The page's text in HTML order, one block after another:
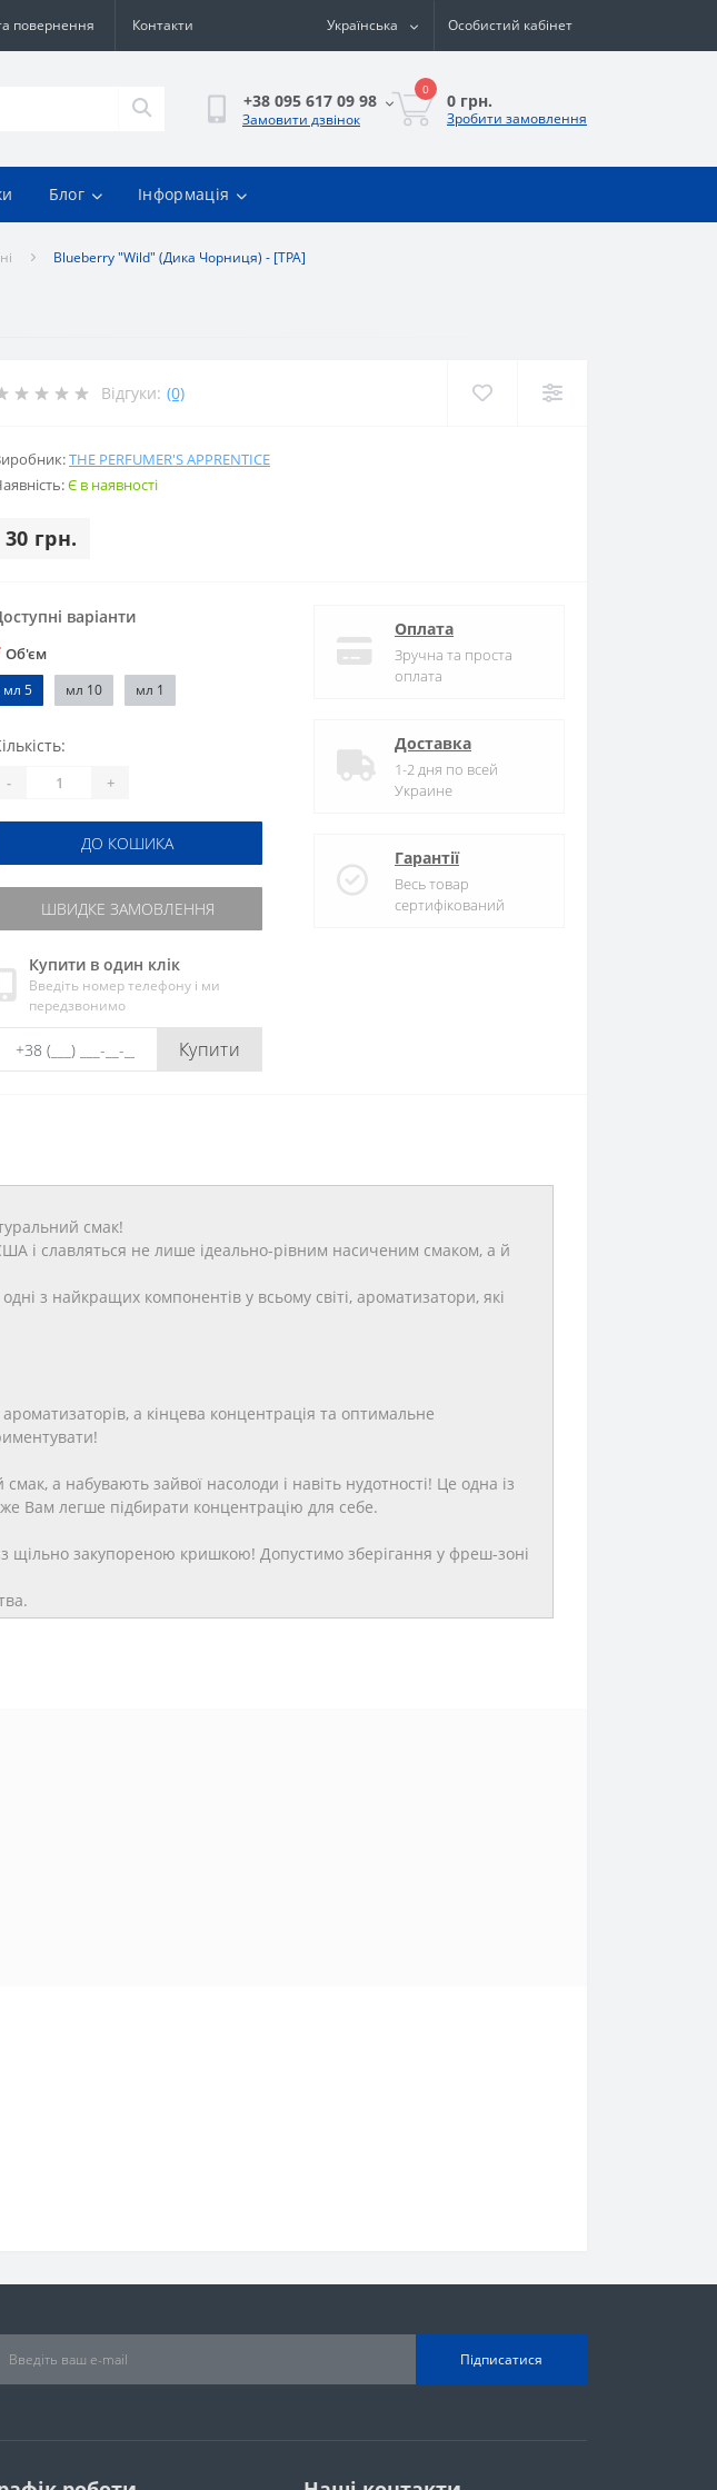
повернення Контакти Українська Особистий кабінет
+38 095 617 09 98
Замовити дзвінок
0
0 грн.
Зробити замовлення
Блог Інформація
Blueberry "Wild" (Дика Чорниця) - [TPA]
Відгуки: (0)
THE PERFUMER'S APPRENTICE
Є в наявності
30 грн.
варіанти
Об'єм
мл 5 мл 10 мл 1
- +
ДО КОШИКА
ШВИДКЕ ЗАМОВЛЕННЯ
Купити в один клік
Введіть номер телефону і ми
передзвонимо
Купити
Оплата
Зручна та проста
оплата
Доставка
1-2 дня по всей
Украине
Гарантії
Весь товар
сертифікований
смак!
і славляться не лише ідеально-рівним насиченим смаком, а й
з найкращих компонентів у всьому світі, ароматизатори, які
а кінцева концентрація та оптимальне
а набувають зайвої насолоди і навіть нудотності! Це одна із
Вам легше підбирати концентрацію для себе.
щільно закупореною кришкою! Допустимо зберігання у фреш-зоні
Підписатися